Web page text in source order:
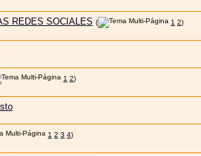
REDES SOCIALES ( 1 2)
1 2)
1 2 3 4)